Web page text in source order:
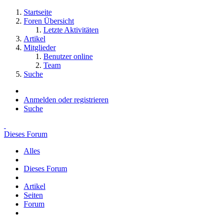
Startseite
Foren Übersicht
Letzte Aktivitäten
Artikel
Mitglieder
Benutzer online
Team
Suche
Anmelden oder registrieren
Suche
Dieses Forum
Alles
Dieses Forum
Artikel
Seiten
Forum